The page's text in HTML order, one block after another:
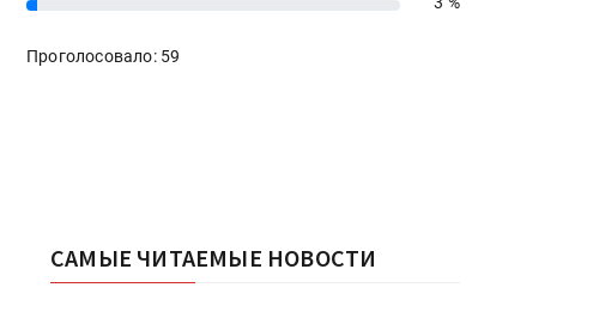
3%
Проголосовало: 59
САМЫЕ ЧИТАЕМЫЕ НОВОСТИ